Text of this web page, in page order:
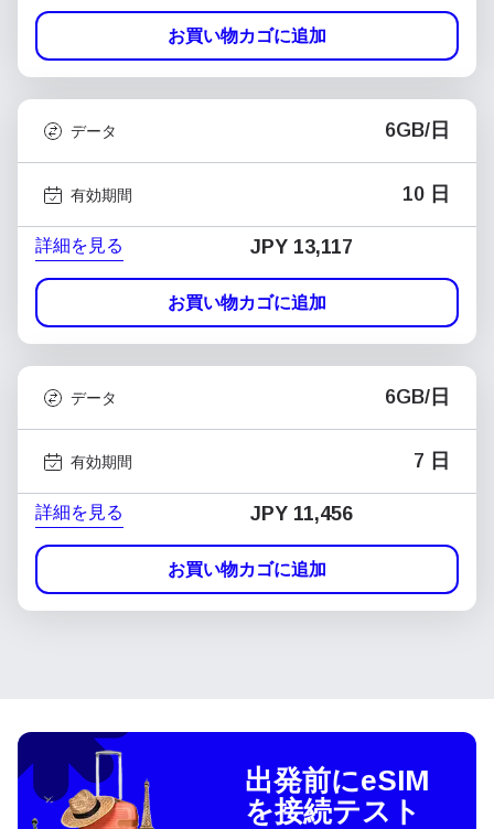
お買い物カゴに追加
データ 6GB/日
有効期間 10 日
詳細を見る JPY 13,117
お買い物カゴに追加
データ 6GB/日
有効期間 7 日
詳細を見る JPY 11,456
お買い物カゴに追加
出発前にeSIM
を接続テスト